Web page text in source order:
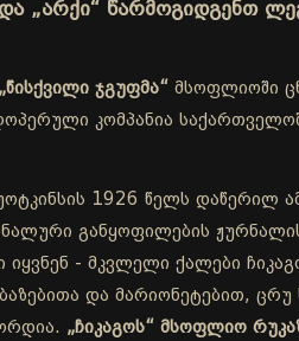
„არქი“ წარმოგიდგენთ
„წისქვილი ჯგუფმა“ მსოფლიოში
კომპანია
1926 წელს დაწერილ
განყოფილების
- მკვლელი ქალები
და მარიონეტებით,
„ჩიკაგოს“ მსოფლიო